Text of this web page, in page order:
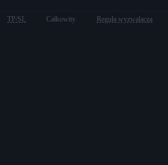
TP/SL Całkowity Reguła wyzwalacza